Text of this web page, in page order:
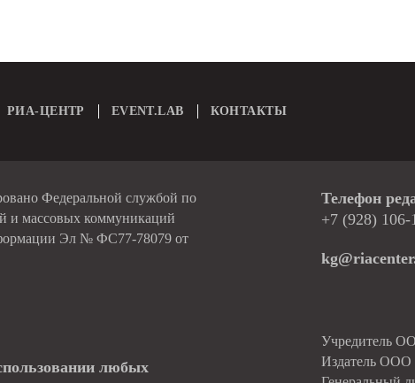
РИА-ЦЕНТР EVENT.LAB КОНТАКТЫ
Федеральной службой по
и массовых коммуникаций
Эл № ФС77-78079 от
любых
Телефон
+7 (928) 106-
Учредитель
Издатель